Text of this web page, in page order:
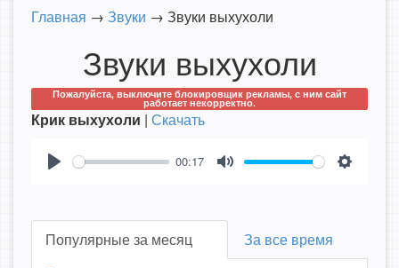
Главная → Звуки → Звуки выхухоли
Звуки выхухоли
Пожалуйста, выключите блокировщик рекламы, с ним сайт
работает некорректно.
Крик выхухоли | Скачать
00:17
Популярные за месяц
За все время